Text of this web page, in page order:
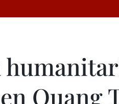
Quang